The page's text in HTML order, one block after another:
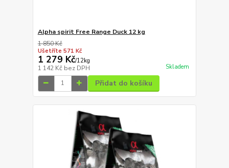
Alpha spirit Free Range Duck 12 kg
1 850 Kč
Ušetříte 571 Kč
1 279 Kč/12kg
1 142 Kč bez DPH Skladem
Přidat do košíku